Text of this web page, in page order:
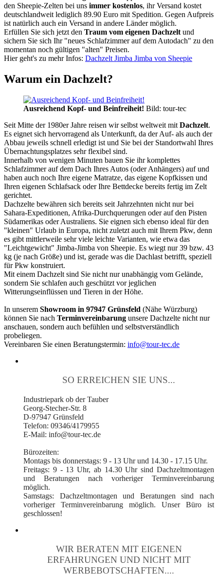
den Sheepie-Zelten bei uns immer kostenlos, ihr Versand kostet
deutschlandweit lediglich 89.90 Euro mit Spedition. Gegen Aufpreis
ist natürlich auch ein Versand in andere Länder möglich.
Erfüllen Sie sich jetzt den Traum vom eigenen Dachzelt und
sichern Sie sich Ihr "neues Schlafzimmer auf dem Autodach" zu den
momentan noch gültigen "alten" Preisen.
Hier geht's zu mehr Infos: Dachzelt Jimba Jimba von Sheepie
Warum ein Dachzelt?
Ausreichend Kopf- und Beinfreiheit! Bild: tour-tec
Seit Mitte der 1980er Jahre reisen wir selbst weltweit mit Dachzelt.
Es eignet sich hervorragend als Unterkunft, da der Auf- als auch der
Abbau jeweils schnell erledigt ist und Sie bei der Standortwahl Ihres
Übernachtungsplatzes sehr flexibel sind.
Innerhalb von wenigen Minuten bauen Sie ihr komplettes
Schlafzimmer auf dem Dach Ihres Autos (oder Anhängers) auf und
haben auch noch Ihre eigene Matratze, das eigene Kopfkissen und
Ihren eigenen Schlafsack oder Ihre Bettdecke bereits fertig im Zelt
gerichtet.
Dachzelte bewähren sich bereits seit Jahrzehnten nicht nur bei
Sahara-Expeditionen, Afrika-Durchquerungen oder auf den Pisten
Südamerikas oder Australiens. Sie eignen sich ebenso ideal für den
"kleinen" Urlaub in Europa, nicht zuletzt auch mit Ihrem Pkw, denn
es gibt mittlerweile sehr viele leichte Varianten, wie etwa das
"Leichtgewicht" Jimba-Jimba von Sheepie. Es wiegt nur 39 bzw. 43
kg (je nach Größe) und ist, gerade was die Dachlast betrifft, speziell
für Pkw konstruiert.
Mit einem Dachzelt sind Sie nicht nur unabhängig vom Gelände,
sondern Sie schlafen auch geschützt vor jeglichen
Witterungseinflüssen und Tieren in der Höhe.
In unserem Showroom in 97947 Grünsfeld (Nähe Würzburg)
können Sie nach Terminvereinbarung unsere Dachzelte nicht nur
anschauen, sondern auch befühlen und selbstverständlich
probeliegen.
Vereinbaren Sie einen Beratungstermin: info@tour-tec.de
SO ERREICHEN SIE UNS...
Industriepark ob der Tauber
Georg-Stecher-Str. 8
D-97947 Grünsfeld
Telefon: 09346/4179955
E-Mail: info@tour-tec.de
Bürozeiten:
Montags bis donnerstags: 9 - 13 Uhr und 14.30 - 17.15 Uhr.
Freitags: 9 - 13 Uhr, ab 14.30 Uhr sind Dachzeltmontagen
und Beratungen nach vorheriger Terminvereinbarung
möglich.
Samstags: Dachzeltmontagen und Beratungen sind nach
vorheriger Terminvereinbarung möglich. Unser Büro ist
geschlossen!
WIR BERATEN MIT EIGENEN
ERFAHRUNGEN UND NICHT MIT
WERBEBOTSCHAFTEN....